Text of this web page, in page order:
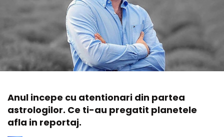
Anul incepe cu atentionari din partea
astrologilor. Ce ti-au pregatit planetele
afla in reportaj.